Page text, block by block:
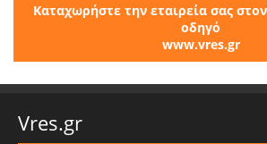
Καταχωρήστε την εταιρεία σας
οδηγό
www.vres.gr
Vres.gr